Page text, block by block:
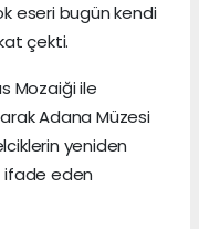
eseri bugün kendi
çekti.
Mozaiği ile
Adana Müzesi
yeniden
ifade eden